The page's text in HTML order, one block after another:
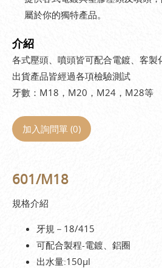
屬於你的獨特產品。
介紹
各式壓頭、噴頭皆可配合電鍍、客製
出貨產品皆經過各項檢驗測試
牙數：M18，M20，M24，M28等
加入詢問單 (0)
601/M18
規格介紹
牙規－18/415
可配合製程-電鍍、鋁圈
出水量:150µl